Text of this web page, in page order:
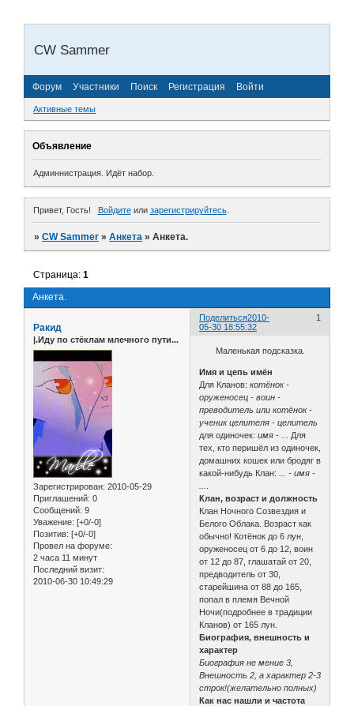
CW Sammer
Форум Участники Поиск Регистрация Войти
Активные темы
Объявление
Админнистрация. Идёт набор.
Привет, Гость! Войдитеили зарегистрируйтесь.
»CW Sammer »Анкета »Анкета.
Анкета.
Страница:1
Поделиться 1
2010-
05-30 18:55:32
Ракид
|.Иду по стёклам млечного пути...
Зарегистрирован: 2010-05-29
Приглашений: 0
Сообщений: 9
Уважение: [+0/-0]
Позитив: [+0/-0]
Провел на форуме:
2 часа 11 минут
Последний визит:
2010-06-30 10:49:29
Маленькая подсказка.
Имя и цепь имён
Для Кланов:котёнок -
оруженосец - воин -
преводитель или котёнок -
ученик целителя - целитель
для одиночек: имя - ...
Для
тех, кто перишёл из одиночек,
домашних кошек или бродяг в
какой-нибудь Клан:
... - имя -
Клан, возраст и должность
Клан Ночного Созвездия и
Белого Облака. Возраст как
обычно! Котёнок до 6 лун,
оруженосец от 6 до 12, воин
от 12 до 87, глашатай от 20,
предводитель от 30,
старейшина от 88 до 165,
попал в племя Вечной
Ночи(подробнее в традиции
Кланов) от 165 лун.
Биография, внешность и
характер
Биография не мение 3,
Внешность 2, а характер 2-3
строк!(желательно полных)
Как нас нашли и частота